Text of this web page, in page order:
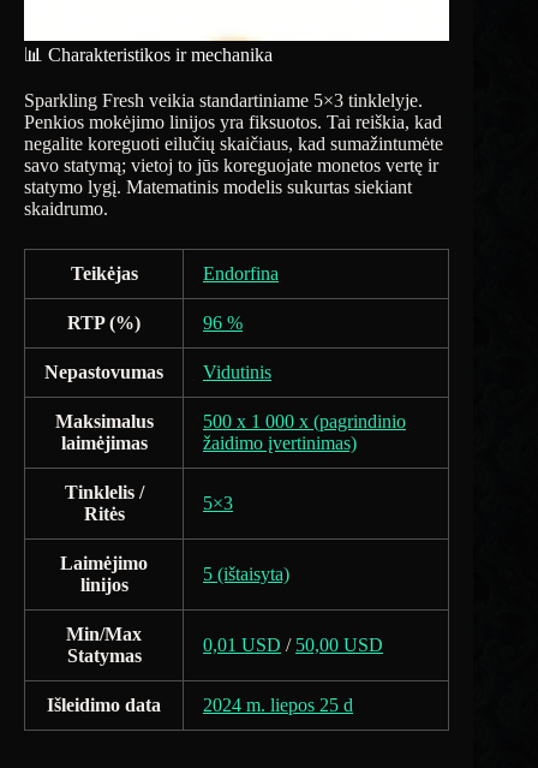
📊 Charakteristikos ir mechanika
Sparkling Fresh veikia standartiniame 5×3 tinklelyje.
Penkios mokėjimo linijos yra fiksuotos. Tai reiškia, kad
negalite koreguoti eilučių skaičiaus, kad sumažintumėte
savo statymą; vietoj to jūs koreguojate monetos vertę ir
statymo lygį. Matematinis modelis sukurtas siekiant
skaidrumo.
Teikėjas Endorfina
RTP (%) 96 %
Nepastovumas Vidutinis
Maksimalus
laimėjimas
500 x 1 000 x (pagrindinio
žaidimo įvertinimas)
Tinklelis /
Ritės
5×3
Laimėjimo
linijos
5 (ištaisyta)
Min/Max
Statymas
0,01 USD / 50,00 USD
Išleidimo data 2024 m. liepos 25 d